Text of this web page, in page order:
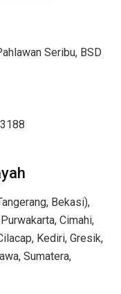
Seribu, BSD
Bekasi),
Cimahi,
Kediri, Gresik,
Sumatera,